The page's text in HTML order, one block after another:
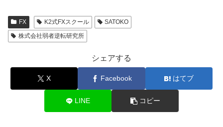
FX K2式FXスクール
SATOKO
株式会社弱者逆転研究所
シェアする
X Facebook はてブ
LINE コピー